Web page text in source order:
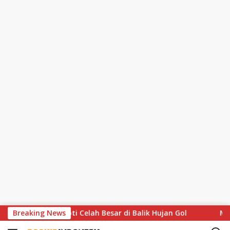
k
Breaking News
Matthaus Soroti Celah Besar di Balik Hujan Gol